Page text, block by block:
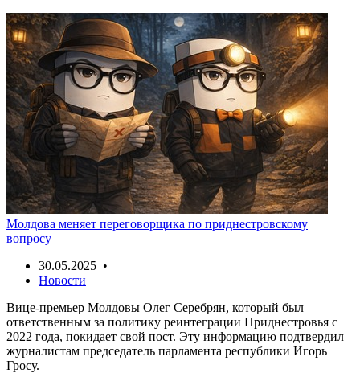
Молдова меняет переговорщика по приднестровскому
вопросу
30.05.2025 •
Новости
Вице-премьер Молдовы Олег Серебрян, который был
ответственным за политику реинтеграции Приднестровья с
2022 года, покидает свой пост. Эту информацию подтвердил
журналистам председатель парламента республики Игорь
Гросу.